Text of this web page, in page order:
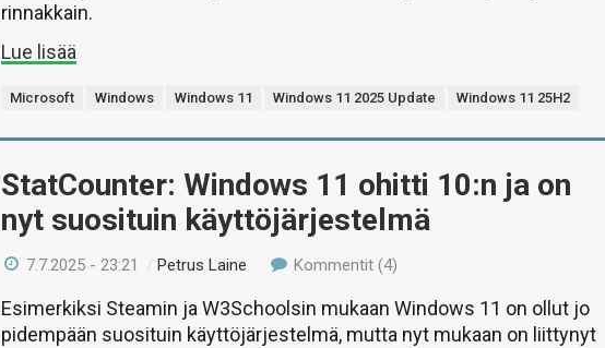
rinnakkain.
Lue lisää
Microsoft Windows Windows 11 Windows 11 2025 Update Windows 11 25H2
StatCounter: Windows 11 ohitti 10:n ja on
nyt suosituin käyttöjärjestelmä
7.7.2025 - 23:21 /Petrus Laine Kommentit (4)
Esimerkiksi Steamin ja W3Schoolsin mukaan Windows 11 on ollut jo
pidempään suosituin käyttöjärjestelmä, mutta nyt mukaan on liittynyt